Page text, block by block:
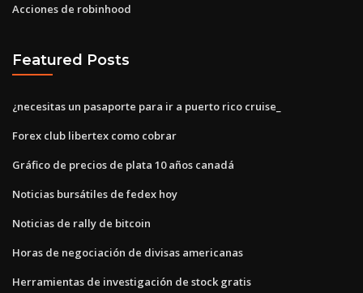
Acciones de robinhood
Featured Posts
¿necesitas un pasaporte para ir a puerto rico cruise_
Forex club libertex como cobrar
Gráfico de precios de plata 10 años canadá
Noticias bursátiles de fedex hoy
Noticias de rally de bitcoin
Horas de negociación de divisas americanas
Herramientas de investigación de stock gratis